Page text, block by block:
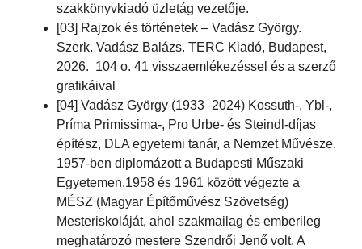
szakkönyvkiadó üzletág vezetője.
[03] Rajzok és történetek – Vadász György.
Szerk. Vadász Balázs. TERC Kiadó, Budapest,
2026. 104 o. 41 visszaemlékezéssel és a szerző
grafikáival
[04] Vadász György (1933–2024) Kossuth-, Ybl-,
Príma Primissima-, Pro Urbe- és Steindl-díjas
építész, DLA egyetemi tanár, a Nemzet Művésze.
1957-ben diplomázott a Budapesti Műszaki
Egyetemen.1958 és 1961 között végezte a
MÉSZ (Magyar Építőművész Szövetség)
Mesteriskoláját, ahol szakmailag és emberileg
meghatározó mestere Szendrői Jenő volt. A